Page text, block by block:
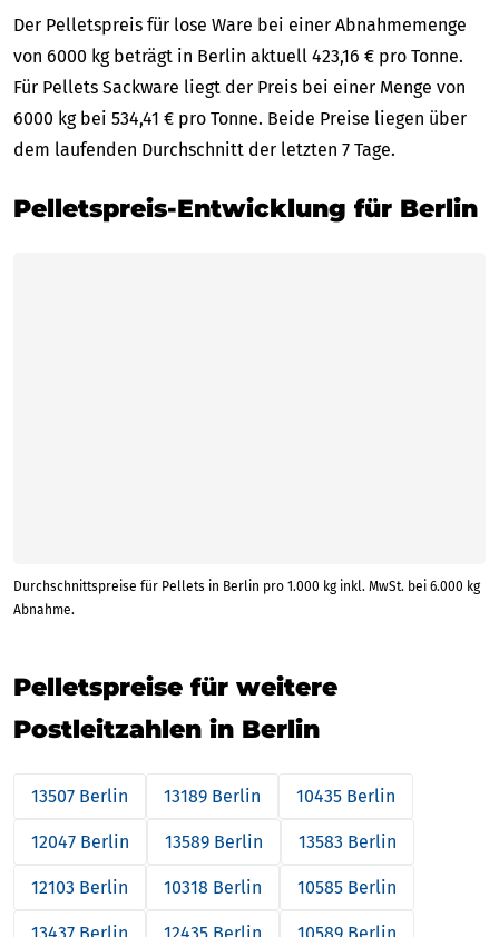
Der Pelletspreis für lose Ware bei einer Abnahmemenge
von 6000 kg beträgt in Berlin aktuell 423,16 € pro Tonne.
Für Pellets Sackware liegt der Preis bei einer Menge von
6000 kg bei 534,41 € pro Tonne. Beide Preise liegen über
dem laufenden Durchschnitt der letzten 7 Tage.
Pelletspreis-Entwicklung für Berlin
Durchschnittspreise für Pellets in Berlin pro 1.000 kg inkl. MwSt. bei 6.000 kg
Abnahme.
Pelletspreise für weitere
Postleitzahlen in Berlin
13507 Berlin 13189 Berlin 10435 Berlin
12047 Berlin 13589 Berlin 13583 Berlin
12103 Berlin 10318 Berlin 10585 Berlin